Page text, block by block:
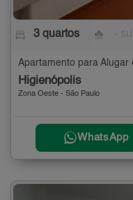
3 quartos
Higienópolis
Zona Oeste - São Paulo
WhatsApp